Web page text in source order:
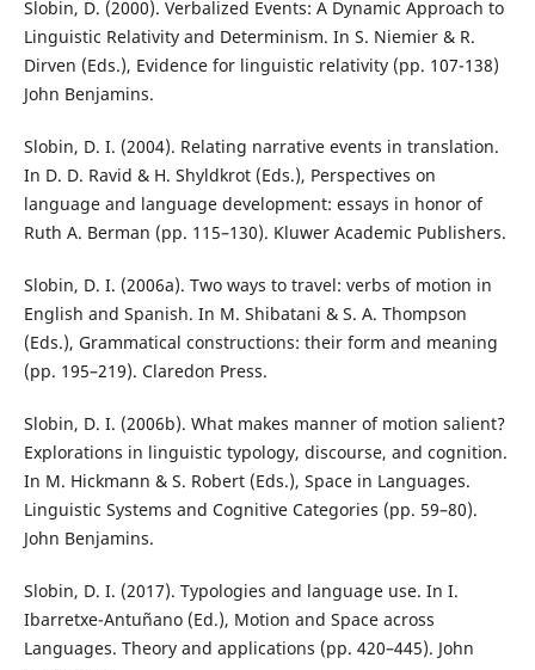
Slobin, D. (2000). Verbalized Events: A Dynamic Approach to
Linguistic Relativity and Determinism. In S. Niemier & R.
Dirven (Eds.), Evidence for linguistic relativity (pp. 107-138)
John Benjamins.
Slobin, D. I. (2004). Relating narrative events in translation.
In D. D. Ravid & H. Shyldkrot (Eds.), Perspectives on
language and language development: essays in honor of
Ruth A. Berman (pp. 115–130). Kluwer Academic Publishers.
Slobin, D. I. (2006a). Two ways to travel: verbs of motion in
English and Spanish. In M. Shibatani & S. A. Thompson
(Eds.), Grammatical constructions: their form and meaning
(pp. 195–219). Claredon Press.
Slobin, D. I. (2006b). What makes manner of motion salient?
Explorations in linguistic typology, discourse, and cognition.
In M. Hickmann & S. Robert (Eds.), Space in Languages.
Linguistic Systems and Cognitive Categories (pp. 59–80).
John Benjamins.
Slobin, D. I. (2017). Typologies and language use. In I.
Ibarretxe-Antuñano (Ed.), Motion and Space across
Languages. Theory and applications (pp. 420–445). John